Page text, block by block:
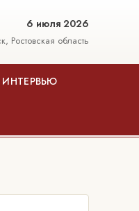
6 июля 2026
Ростовская область
ИНТЕРВЬЮ